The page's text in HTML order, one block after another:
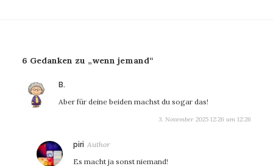
6 Gedanken zu „wenn jemand“
B.
Aber für deine beiden machst du sogar das!
3. November 2025 12:26 um 12:26
piri sagt:
Es macht ja sonst niemand!